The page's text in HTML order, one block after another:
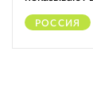
РОССИЯ